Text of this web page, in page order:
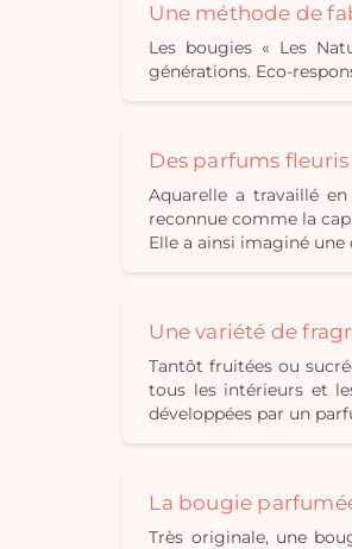
Une méthode de
Les bougies « Les
générations. Eco-
Des parfums
Aquarelle a travaillé
reconnue comme la
Elle a ainsi imaginé
Une variété de
Tantôt fruitées ou
tous les intérieurs et
développées par un
La bougie
Très originale, une